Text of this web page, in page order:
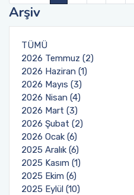
Arşiv
TÜMÜ
2026 Temmuz (2)
2026 Haziran (1)
2026 Mayıs (3)
2026 Nisan (4)
2026 Mart (3)
2026 Şubat (2)
2026 Ocak (6)
2025 Aralık (6)
2025 Kasım (1)
2025 Ekim (6)
2025 Eylül (10)